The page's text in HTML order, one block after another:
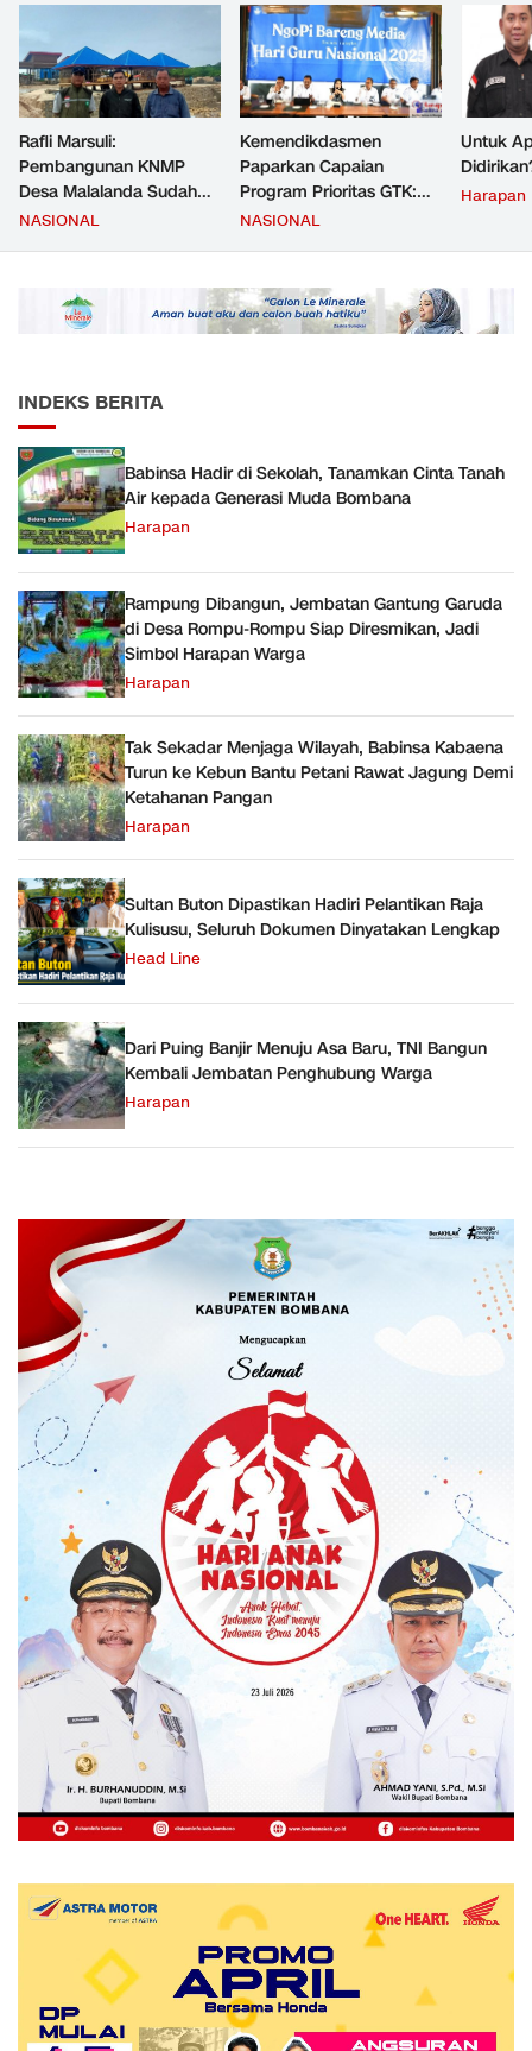
Rafli Marsuli:
Pembangunan KNMP
Desa Malalanda Sudah
Mencapai 69 Persen dan
JMD dan JMF
NASIONAL
Kemendikdasmen
Paparkan Capaian
Program Prioritas GTK:
Kompetensi Meningkat,
NASIONAL
Untuk
Harapan
INDEKS BERITA
Babinsa Hadir di Sekolah, Tanamkan Cinta Tanah
Air kepada Generasi Muda Bombana
Harapan
Rampung Dibangun, Jembatan Gantung Garuda
di Desa Rompu-Rompu Siap Diresmikan, Jadi
Simbol Harapan Warga
Harapan
Tak Sekadar Menjaga Wilayah, Babinsa Kabaena
Turun ke Kebun Bantu Petani Rawat Jagung Demi
Ketahanan Pangan
Harapan
Sultan Buton Dipastikan Hadiri Pelantikan Raja
Kulisusu, Seluruh Dokumen Dinyatakan Lengkap
Head Line
Dari Puing Banjir Menuju Asa Baru, TNI Bangun
Kembali Jembatan Penghubung Warga
Harapan